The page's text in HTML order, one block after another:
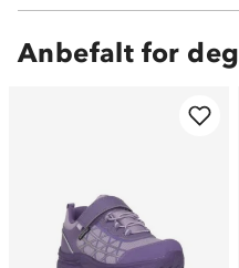
Anbefalt for deg